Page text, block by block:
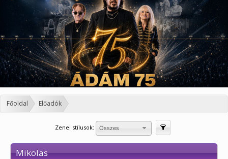
Főoldal Előadók
Zenei stílusok: Összes
Mikolas